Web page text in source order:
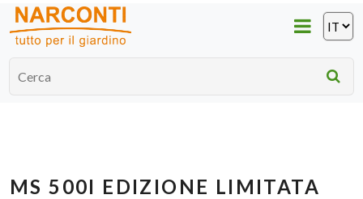
MS 500I EDIZIONE LIMITATA